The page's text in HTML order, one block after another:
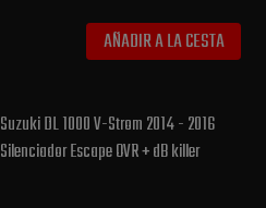
AÑADIR A LA CESTA
Suzuki DL 1000 V-Strom 2014 - 2016
Silenciador Escape OVR + dB killer